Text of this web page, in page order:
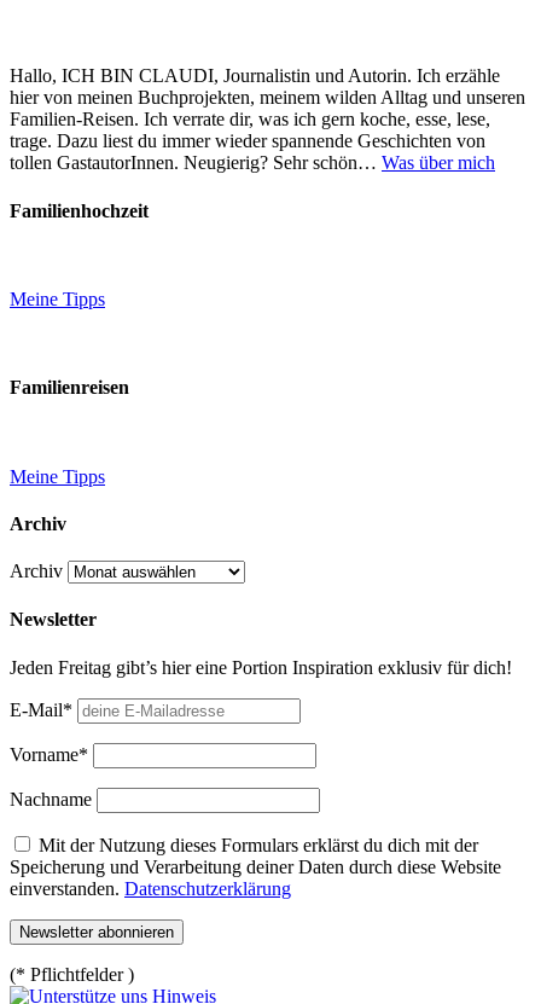
Hallo, ICH BIN CLAUDI, Journalistin und Autorin. Ich erzähle
hier von meinen Buchprojekten, meinem wilden Alltag und unseren
Familien-Reisen. Ich verrate dir, was ich gern koche, esse, lese,
trage. Dazu liest du immer wieder spannende Geschichten von
tollen GastautorInnen. Neugierig? Sehr schön… Was über mich
Familienhochzeit
Meine Tipps
Familienreisen
Meine Tipps
Archiv
Archiv
Newsletter
Jeden Freitag gibt’s hier eine Portion Inspiration exklusiv für dich!
E-Mail*
Vorname*
Nachname
Mit der Nutzung dieses Formulars erklärst du dich mit der
Speicherung und Verarbeitung deiner Daten durch diese Website
einverstanden. Datenschutzerklärung
(* Pflichtfelder )